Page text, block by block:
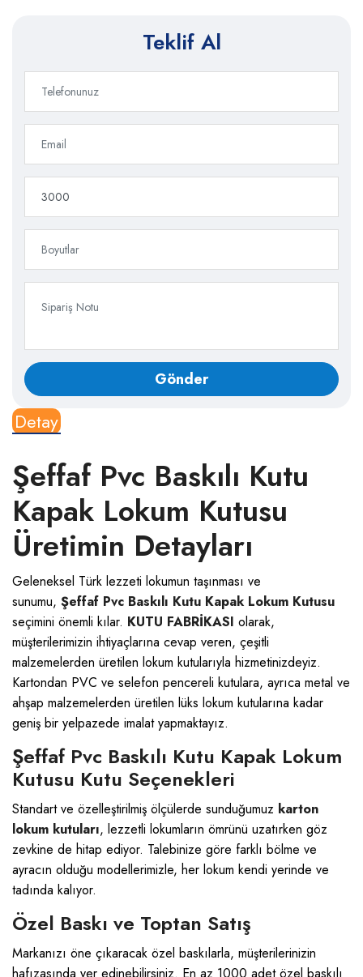
Teklif Al
Detay
Şeffaf Pvc Baskılı Kutu
Kapak Lokum Kutusu
Üretimin Detayları
Geleneksel Türk lezzeti lokumun taşınması ve
sunumu, Şeffaf Pvc Baskılı Kutu Kapak Lokum Kutusu
seçimini önemli kılar. KUTU FABRİKASI olarak,
müşterilerimizin ihtiyaçlarına cevap veren, çeşitli
malzemelerden üretilen lokum kutularıyla hizmetinizdeyiz.
Kartondan PVC ve selefon pencereli kutulara, ayrıca metal ve
ahşap malzemelerden üretilen lüks lokum kutularına kadar
geniş bir yelpazede imalat yapmaktayız.
Şeffaf Pvc Baskılı Kutu Kapak Lokum
Kutusu Kutu Seçenekleri
Standart ve özelleştirilmiş ölçülerde sunduğumuz karton
lokum kutuları, lezzetli lokumların ömrünü uzatırken göz
zevkine de hitap ediyor. Talebinize göre farklı bölme ve
ayracın olduğu modellerimizle, her lokum kendi yerinde ve
tadında kalıyor.
Özel Baskı ve Toptan Satış
Markanızı öne çıkaracak özel baskılarla, müşterilerinizin